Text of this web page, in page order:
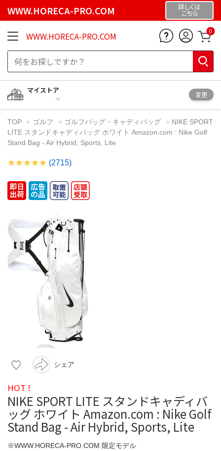
WWW.HORECA-PRO.COM 詳しくは
こちら
WWW.HORECA-PRO.COM 0
マイストア
変更
TOP ゴルフ ゴルフバッグ・キャディバッグ
NIKE SPORT
LITE スタンドキャディバッグ ホワイト Amazon.com : Nike Golf
Stand Bag - Air Hybrid, Sports, Lite
(2715)
シェア
HOT !
NIKE SPORT LITE スタンドキャディバ
ッグ ホワイト Amazon.com : Nike Golf
Stand Bag - Air Hybrid, Sports, Lite
※WWW.HORECA-PRO.COM 限定モデル